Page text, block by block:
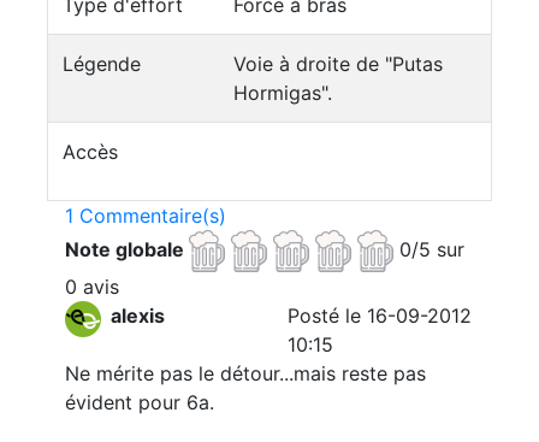
Type d'effort Force à bras
Légende
Voie à droite de "Putas
Hormigas".
Accès
1 Commentaire(s)
Note globale
0/5 sur
0 avis
alexis
Posté le 16-09-2012
10:15
Ne mérite pas le détour...mais reste pas
évident pour 6a.